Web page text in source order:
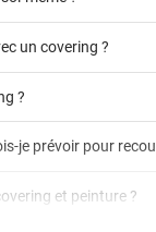
un covering ?
?
covering 3D
je prévoir pour
et peinture ?